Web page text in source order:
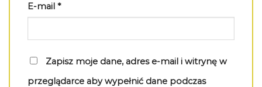
E-mail *
Zapisz moje dane, adres e-mail i witrynę w
przeglądarce aby wypełnić dane podczas